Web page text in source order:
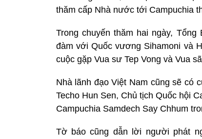
thăm cấp Nhà nước tới Campuchia
Trong chuyến thăm hai ngày,
đàm với Quốc vương Sihamoni và
cuộc gặp Vua sư Tep Vong và Vua
Nhà lãnh đạo Việt Nam cũng sẽ có
Techo Hun Sen, Chủ tịch Quốc hội
Campuchia Samdech Say Chhum
Tờ báo cũng dẫn lời người phát